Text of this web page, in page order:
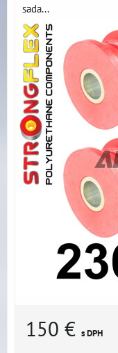
sada...
150 € s DPH